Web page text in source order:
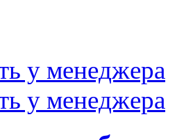
у менеджера
у менеджера